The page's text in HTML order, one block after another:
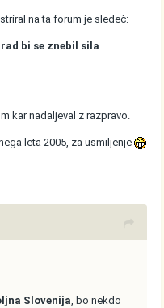
na ta forum je sledeč:
bi se znebil sila
kar nadaljeval z razpravo.
leta 2005, za usmiljenje
Slovenija, bo nekdo